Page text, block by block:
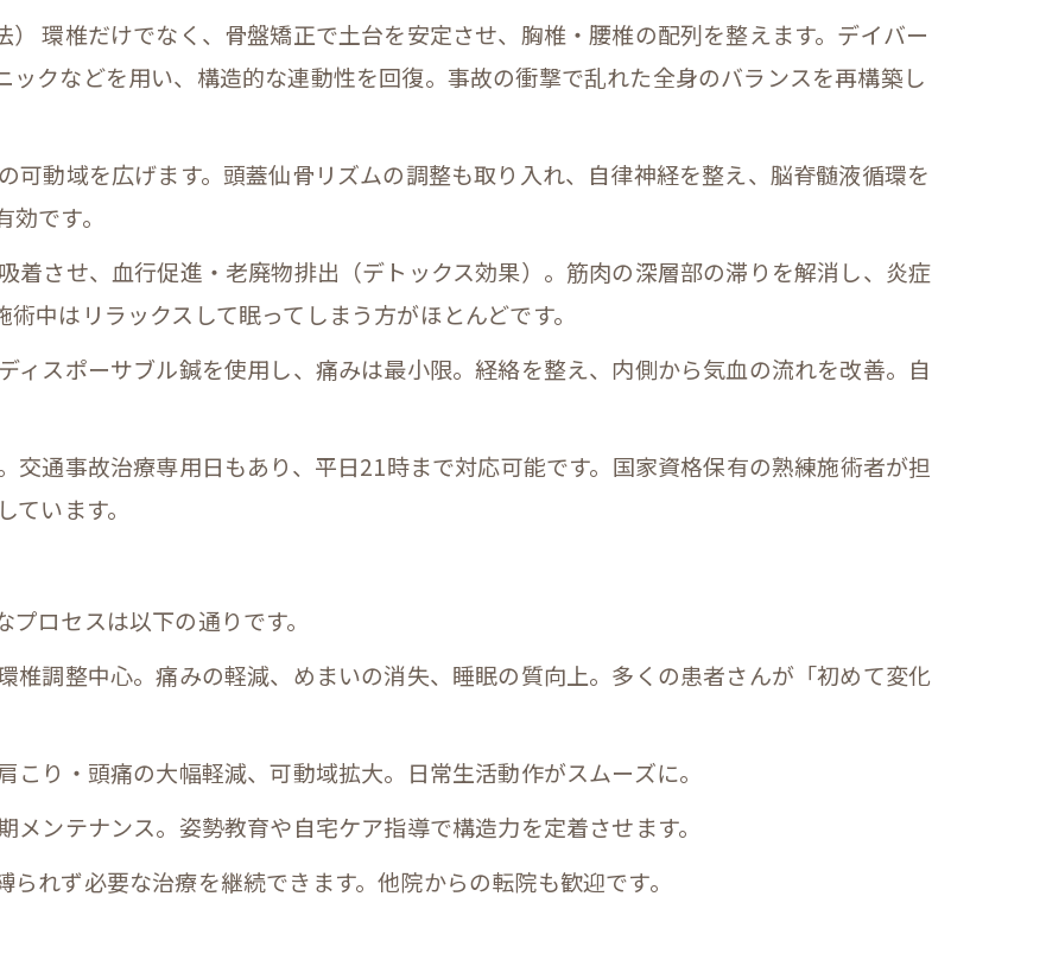
環椎だけでなく、骨盤矯正で土台を安定させ、胸椎・腰椎の配列を整えます。デイバー
クなどを用い、構造的な連動性を回復。事故の衝撃で乱れた全身のバランスを再構築し
可動域を広げます。頭蓋仙骨リズムの調整も取り入れ、自律神経を整え、脳脊髄液循環を
です。
着させ、血行促進・老廃物排出（デトックス効果）。筋肉の深層部の滞りを解消し、炎症
中はリラックスして眠ってしまう方がほとんどです。
ィスポーサブル鍼を使用し、痛みは最小限。経絡を整え、内側から気血の流れを改善。自
交通事故治療専用日もあり、平日21時まで対応可能です。国家資格保有の熟練施術者が担
います。
ロセスは以下の通りです。
椎調整中心。痛みの軽減、めまいの消失、睡眠の質向上。多くの患者さんが「初めて変化
り・頭痛の大幅軽減、可動域拡大。日常生活動作がスムーズに。
ンテナンス。姿勢教育や自宅ケア指導で構造力を定着させます。
れず必要な治療を継続できます。他院からの転院も歓迎です。